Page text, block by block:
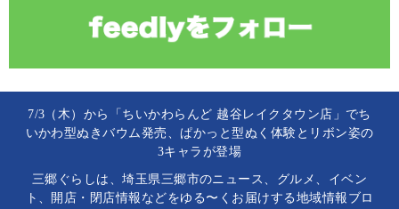
7/3（木）から「ちいかわらんど 越谷レイクタウン店」でち
いかわ型ぬきバウム発売、ぱかっと型ぬく体験とリボン姿の
3キャラが登場
三郷ぐらしは、埼玉県三郷市のニュース、グルメ、イベン
ト、開店・閉店情報などをゆる〜くお届けする地域情報ブロ